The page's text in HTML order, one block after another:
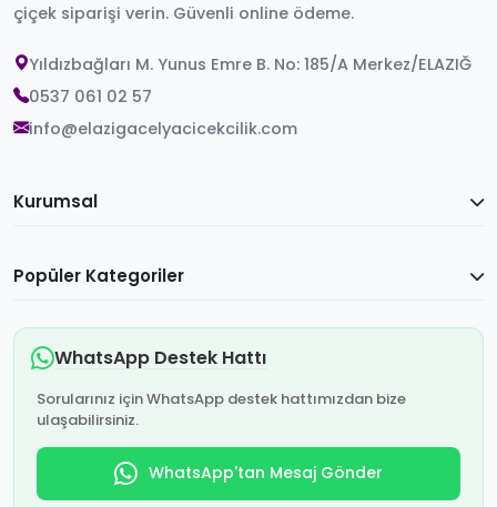
çiçek siparişi verin. Güvenli online ödeme.
Yıldızbağları M. Yunus Emre B. No: 185/A Merkez/ELAZIĞ
0537 061 02 57
info@elazigacelyacicekcilik.com
Kurumsal
Popüler Kategoriler
WhatsApp Destek Hattı
Sorularınız için WhatsApp destek hattımızdan bize
ulaşabilirsiniz.
WhatsApp'tan Mesaj Gönder